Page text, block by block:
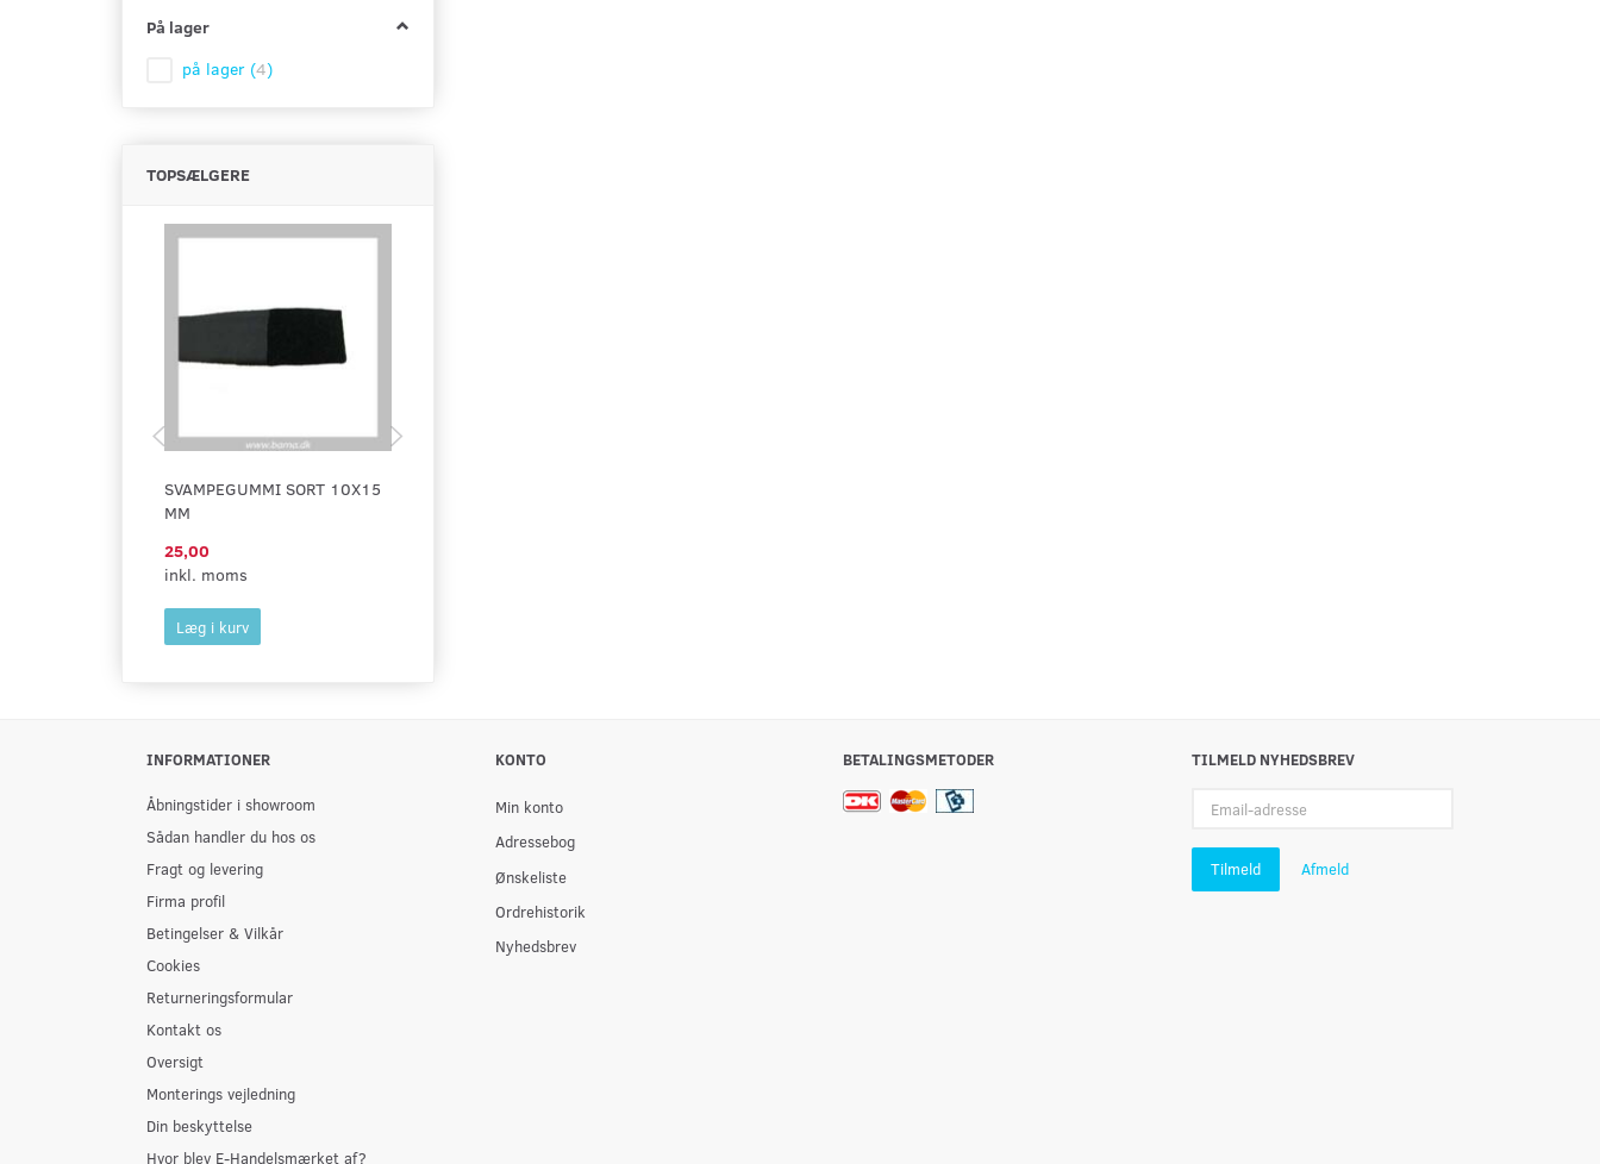
På lager
på lager (4)
TOPSÆLGERE
SVAMPEGUMMI SORT 10X15
MM
25,00
inkl. moms
Læg i kurv
INFORMATIONER
Åbningstider i showroom
Sådan handler du hos os
Fragt og levering
Firma profil
Betingelser & Vilkår
Cookies
Returneringsformular
Kontakt os
Oversigt
Monterings vejledning
Din beskyttelse
Hvor blev E-Handelsmærket af?
KONTO
Min konto
Adressebog
Ønskeliste
Ordrehistorik
Nyhedsbrev
BETALINGSMETODER
TILMELD NYHEDSBREV
adresse
Tilmeld Afmeld